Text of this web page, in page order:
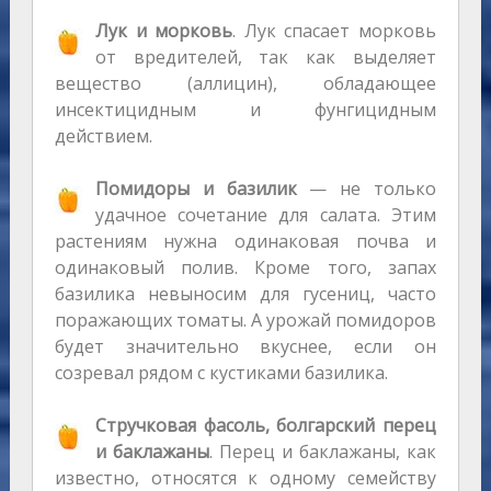
Лук и морковь. Лук спасает морковь
от вредителей, так как выделяет
вещество (аллицин), обладающее
инсектицидным и фунгицидным
действием.
Помидоры и базилик— не только
удачное сочетание для салата. Этим
растениям нужна одинаковая почва и
одинаковый полив. Кроме того, запах
базилика невыносим для гусениц, часто
поражающих томаты. А урожай помидоров
будет значительно вкуснее, если он
созревал рядом с кустиками базилика.
Стручковая фасоль, болгарский перец
и баклажаны. Перец и баклажаны, как
известно, относятся к одному семейству